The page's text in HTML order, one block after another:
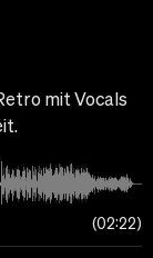
mit Vocals
02:22